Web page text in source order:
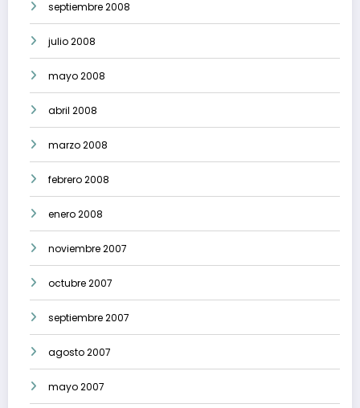
septiembre 2008
julio 2008
mayo 2008
abril 2008
marzo 2008
febrero 2008
enero 2008
noviembre 2007
octubre 2007
septiembre 2007
agosto 2007
mayo 2007